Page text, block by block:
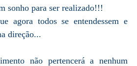
sonho para ser realizado!!!
agora todos se entendessem e
direção...
não pertencerá a nenhum